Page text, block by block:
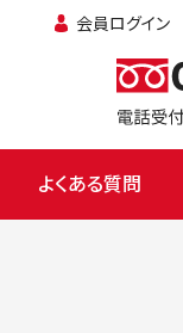
会員ログイン
よくある質問